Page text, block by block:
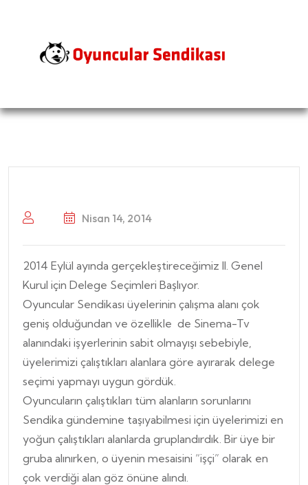
Nisan 14, 2014
2014 Eylül ayında gerçekleştireceğimiz II. Genel
Kurul için Delege Seçimleri Başlıyor.
Oyuncular Sendikası üyelerinin çalışma alanı çok
geniş olduğundan ve özellikle de Sinema-Tv
alanındaki işyerlerinin sabit olmayışı sebebiyle,
üyelerimizi çalıştıkları alanlara göre ayırarak delege
seçimi yapmayı uygun gördük.
Oyuncuların çalıştıkları tüm alanların sorunlarını
Sendika gündemine taşıyabilmesi için üyelerimizi en
yoğun çalıştıkları alanlarda gruplandırdık. Bir üye bir
gruba alınırken, o üyenin mesaisini “işçi” olarak en
çok verdiği alan göz önüne alındı.